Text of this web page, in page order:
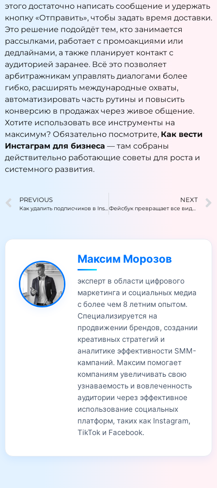
этого достаточно написать сообщение и удержать
кнопку «Отправить», чтобы задать время доставки.
Это решение подойдёт тем, кто занимается
рассылками, работает с промоакциями или
дедлайнами, а также планирует контакт с
аудиторией заранее. Всё это позволяет
арбитражникам управлять диалогами более
гибко, расширять международные охваты,
автоматизировать часть рутины и повысить
конверсию в продажах через живое общение.
Хотите использовать все инструменты на
максимум? Обязательно посмотрите, Как вести
Инстаграм для бизнеса — там собраны
действительно работающие советы для роста и
системного развития.
PREVIOUS
Как удалить подписчиков в Instagram, если не хочется блокировать
NEXT
Фейсбук превращает все видео в Reels: новое видео теперь это формат по умолчанию
Максим Морозов
эксперт в области цифрового
маркетинга и социальных медиа
с более чем 8 летним опытом.
Специализируется на
продвижении брендов, создании
креативных стратегий и
аналитике эффективности SMM-
кампаний. Максим помогает
компаниям увеличивать свою
узнаваемость и вовлеченность
аудитории через эффективное
использование социальных
платформ, таких как Instagram,
TikTok и Facebook.